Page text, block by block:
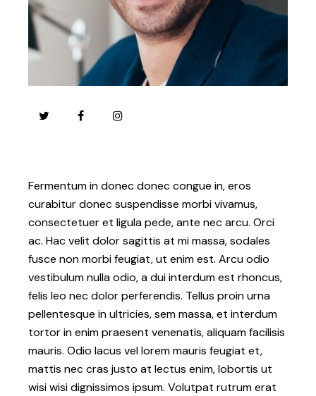
twitter facebookinstagramm
Fermentum in donec donec congue in, eros
curabitur donec suspendisse morbi vivamus,
consectetuer et ligula pede, ante nec arcu. Orci
ac. Hac velit dolor sagittis at mi massa, sodales
fusce non morbi feugiat, ut enim est. Arcu odio
vestibulum nulla odio, a dui interdum est rhoncus,
felis leo nec dolor perferendis. Tellus proin urna
pellentesque in ultricies, sem massa, et interdum
tortor in enim praesent venenatis, aliquam facilisis
mauris. Odio lacus vel lorem mauris feugiat et,
mattis nec cras justo at lectus enim, lobortis ut
wisi wisi dignissimos ipsum. Volutpat rutrum erat